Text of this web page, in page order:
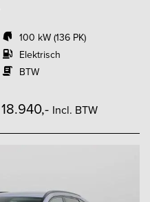
100 kW (136 PK)
Elektrisch
BTW
18.940,- Incl. BTW